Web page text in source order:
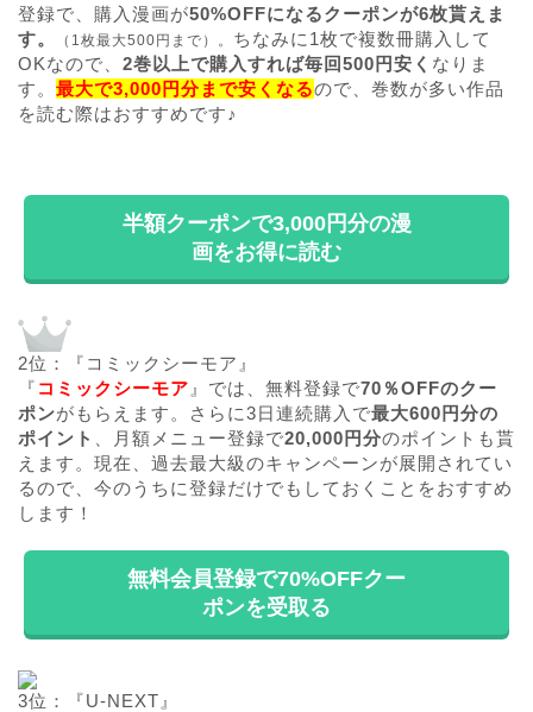
登録で、購入漫画が50%OFFになるクーポンが6枚貰えま
す。
（1枚最大500円まで）。 ちなみに1枚で複数冊購入して
OKなので、 2巻以上で購入すれば毎回500円安く なりま
す。 最大で3,000円分まで安くなるので、巻数が多い作品
を読む際はおすすめです♪
半額クーポンで3,000円分の漫
画をお得に読む
2位：『コミックシーモア』
『 コミックシーモア 』では、無料登録で70％OFFのクー
ポンがもらえます。さらに3日連続購入で最大600円分の
ポイント
、月額メニュー登録で20,000円分のポイントも貰
えます。現在、過去最大級のキャンペーンが展開されてい
るので、今のうちに登録だけでもしておくことをおすすめ
します！
無料会員登録で70%OFFクー
ポンを受取る
3位：『U-NEXT』